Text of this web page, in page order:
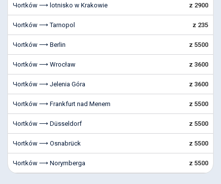
Чortków ⟶ lotnisko w Krakowie z 2900
Чortków ⟶ Tarnopol z 235
Чortków ⟶ Berlin z 5500
Чortków ⟶ Wrocław z 3600
Чortków ⟶ Jelenia Góra z 3600
Чortków ⟶ Frankfurt nad Menem z 5500
Чortków ⟶ Düsseldorf z 5500
Чortków ⟶ Osnabrück z 5500
Чortków ⟶ Norymberga z 5500